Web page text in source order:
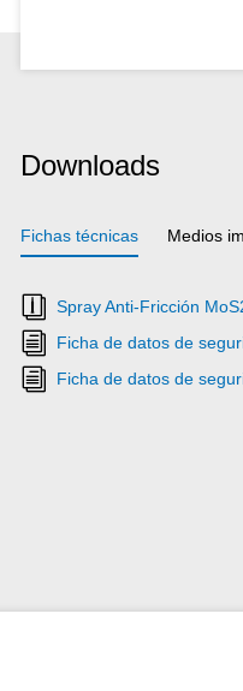
Downloads
Fichas técnicas Medios
Spray Anti-Fricción
Ficha de datos de
Ficha de datos de